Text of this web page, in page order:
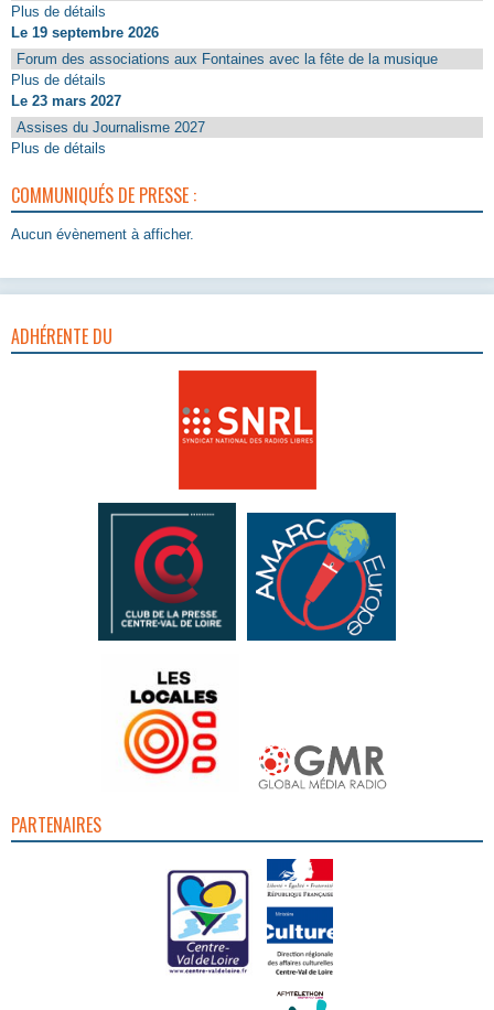
Plus de détails
Le 19 septembre 2026
Forum des associations aux Fontaines avec la fête de la musique
Plus de détails
Le 23 mars 2027
Assises du Journalisme 2027
Plus de détails
COMMUNIQUÉS DE PRESSE :
Aucun évènement à afficher.
ADHÉRENTE DU
PARTENAIRES